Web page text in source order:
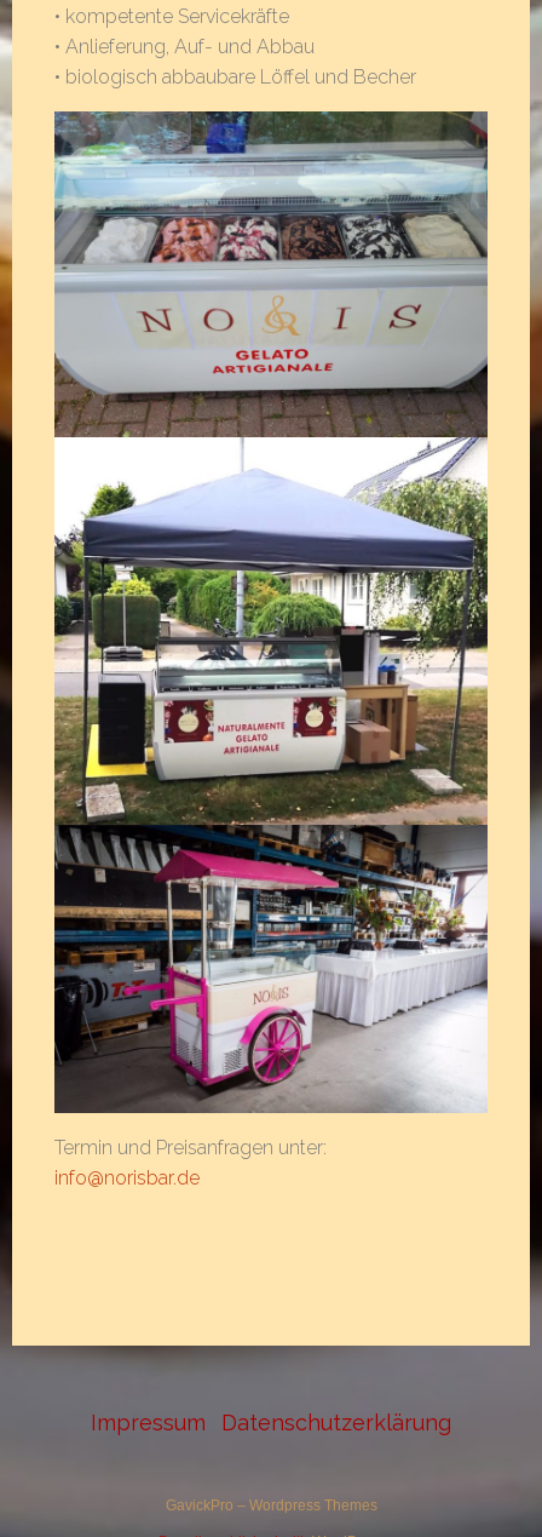
• kompetente Servicekräfte
• Anlieferung, Auf- und Abbau
• biologisch abbaubare Löffel und Becher
Termin und Preisanfragen unter:
info@norisbar.de
Impressum Datenschutzerklärung
GavickPro – Wordpress Themes